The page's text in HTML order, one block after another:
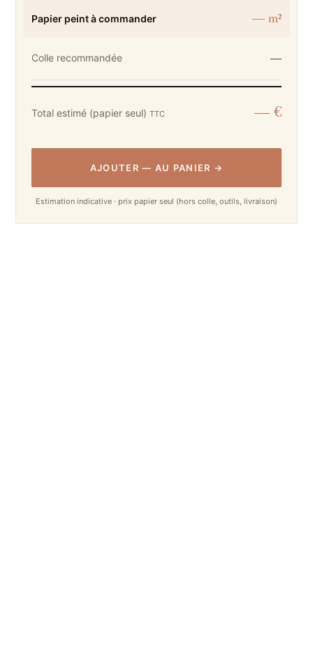
Papier peint à commander — m²
Colle recommandée —
Total estimé (papier seul)TTC — €
AJOUTER— AU PANIER →
Estimation indicative · prix papier seul (hors colle, outils, livraison)